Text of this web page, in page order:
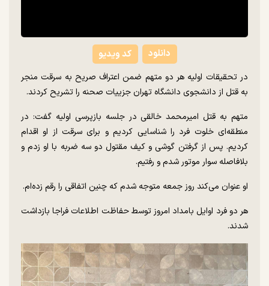
کد ویدیو دانلود
در تحقیقات اولیه هر دو متهم ضمن اعتراف صریح به سرقت منجر
به قتل از دانشجوی دانشگاه تهران جزییات صحنه را تشریح کردند.
متهم به قتل امیرمحمد خالقی در جلسه بازپرسی اولیه گفت: در
منطقه‌ای خلوت فرد را شناسایی کردیم و برای سرقت از او اقدام
کردیم. پس از گرفتن گوشی و کیف مقتول دو سه ضربه با او زدم و
بلافاصله سوار موتور شدم و رفتیم.
او عنوان می‌کند روز جمعه متوجه شدم که چنین اتفاقی را رقم زده‌ام.
هر دو فرد اوایل بامداد امروز توسط حفاظت اطلاعات فراجا بازداشت
شدند.